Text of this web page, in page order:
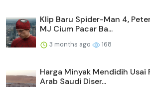
Klip Baru Spider-Man 4,
MJ Cium Pacar Ba...
3 months ago 168
Harga Minyak Mendidih Usai
Arab Saudi Diser...